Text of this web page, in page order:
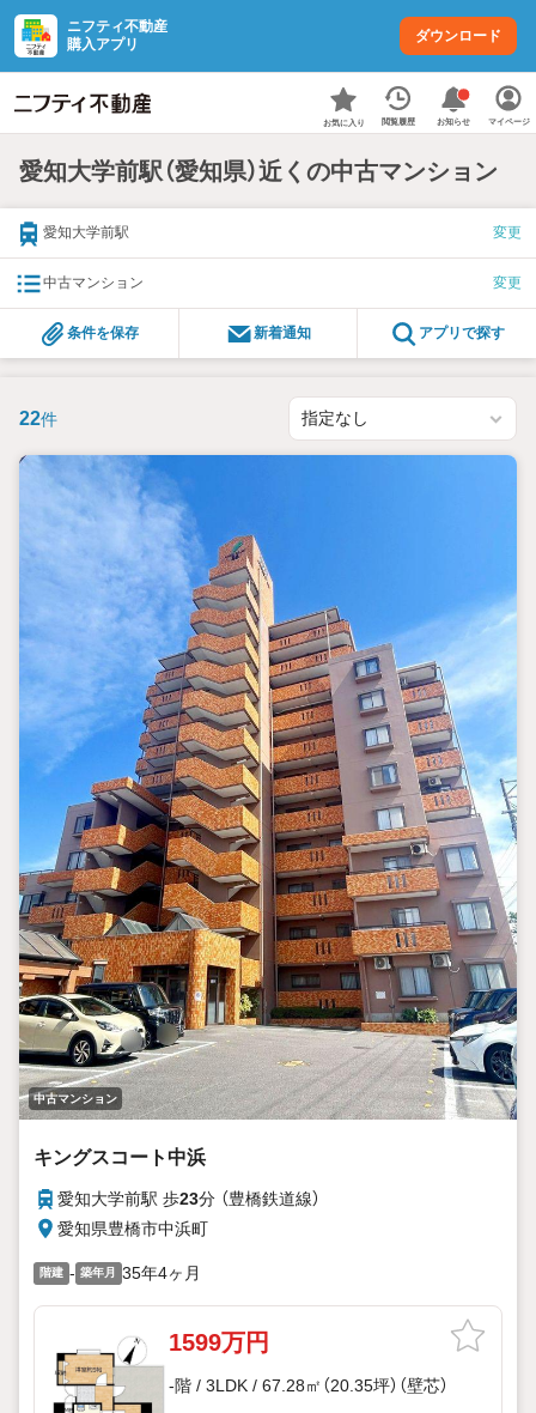
ニフティ不動産
購入アプリ
ダウンロード
お気に入り 閲覧履歴 お知らせ マイページ
愛知大学前駅（愛知県）近くの中古マンション
愛知大学前駅 変更
中古マンション 変更
条件を保存 新着通知 アプリで探す
22件
中古マンション
キングスコート中浜
愛知大学前駅 歩23分 （豊橋鉄道線）
愛知県豊橋市中浜町
階建 - 築年月 35年4ヶ月
1599万円
-階 / 3LDK / 67.28㎡（20.35坪）（壁芯）